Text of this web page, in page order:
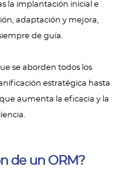
la implantación inicial e
adaptación y mejora,
de guía.
se aborden todos los
estratégica hasta
aumenta la eficacia y la
de un ORM?